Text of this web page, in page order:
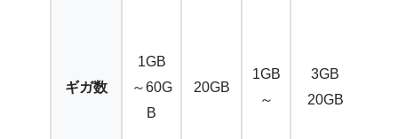
ギガ数
1GB
～60G
B
20GB
1GB
～
3GB
20GB